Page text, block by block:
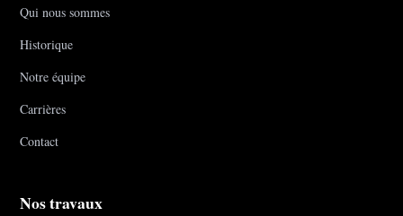
Qui nous sommes
Historique
Notre équipe
Carrières
Contact
Nos travaux